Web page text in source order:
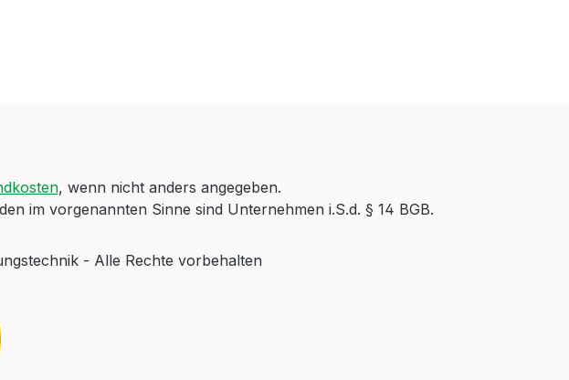
, wenn nicht anders angegeben.
im vorgenannten Sinne sind Unternehmen i.S.d. § 14 BGB.
- Alle Rechte vorbehalten